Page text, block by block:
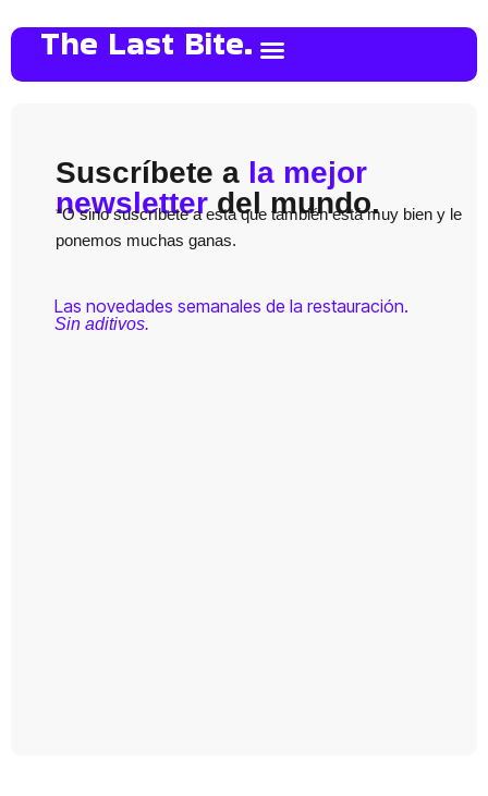
The Last Bite.
Suscríbete a la mejor
newsletterdel mundo.
*O sino suscríbete a esta que también está muy bien y le
ponemos muchas ganas.
Las novedades semanales de la restauración.
Sin aditivos.